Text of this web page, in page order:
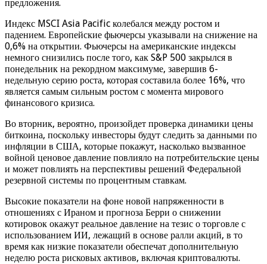
предложения.
Индекс MSCI Asia Pacific колебался между ростом и
падением. Европейские фьючерсы указывали на снижение на
0,6% на открытии. Фьючерсы на американские индексы
немного снизились после того, как S&P 500 закрылся в
понедельник на рекордном максимуме, завершив 6-
недельную серию роста, которая составила более 16%, что
является самым сильным ростом с момента мирового
финансового кризиса.
Во вторник, вероятно, произойдет проверка динамики цены
биткоина, поскольку инвесторы будут следить за данными по
инфляции в США, которые покажут, насколько вызванное
войной ценовое давление повлияло на потребительские цены
и может повлиять на перспективы решений Федеральной
резервной системы по процентным ставкам.
Высокие показатели на фоне новой напряженности в
отношениях с Ираном и прогноза Берри о снижении
котировок окажут реальное давление на тезис о торговле с
использованием ИИ, лежащий в основе ралли акций, в то
время как низкие показатели обеспечат дополнительную
неделю роста рисковых активов, включая криптовалюты.